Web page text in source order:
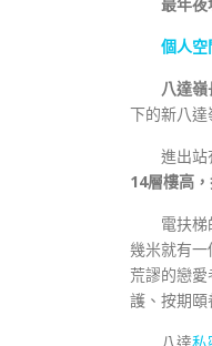
個人空
八達
下的新八
進出站
14層樓高
電扶
幾米就有
荒謬的戀愛
護、按期頤